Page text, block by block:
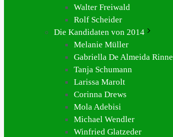
Walter Freiwald
Rolf Scheider
Die Kandidaten von 2014
Melanie Müller
Gabriella De Almeida Rinne
Tanja Schumann
Larissa Marolt
Corinna Drews
Mola Adebisi
Michael Wendler
Winfried Glatzeder